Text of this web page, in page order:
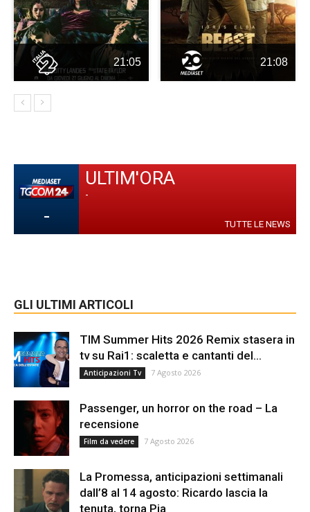
21:05 21:08
-
ULTIM'ORA
-
TUTTE LE NEWS
GLI ULTIMI ARTICOLI
TIM Summer Hits 2026 Remix stasera in
tv su Rai1: scaletta e cantanti del...
Anticipazioni Tv 7 Agosto 2026
Passenger, un horror on the road – La
recensione
Film da vedere 7 Agosto 2026
La Promessa, anticipazioni settimanali
dall’8 al 14 agosto: Ricardo lascia la
tenuta, torna Pia